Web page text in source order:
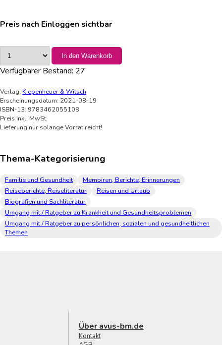
Preis nach Einloggen sichtbar
In den Warenkorb
Verfügbarer Bestand: 27
Verlag: Kiepenheuer & Witsch
Erscheinungsdatum: 2021-08-19
ISBN-13: 9783462055108
Preis inkl. MwSt.
Lieferung nur solange Vorrat reicht!
Thema-Kategorisierung
Familie und Gesundheit
Memoiren, Berichte, Erinnerungen
Reiseberichte, Reiseliteratur
Reisen und Urlaub
Biografien und Sachliteratur
Umgang mit / Ratgeber zu Krankheit und Gesundheitsproblemen
Umgang mit / Ratgeber zu persönlichen, sozialen und gesundheitlichen
Themen
Über avus-bm.de
Kontakt